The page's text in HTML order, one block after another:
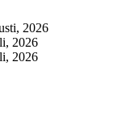
2026
2026
2026